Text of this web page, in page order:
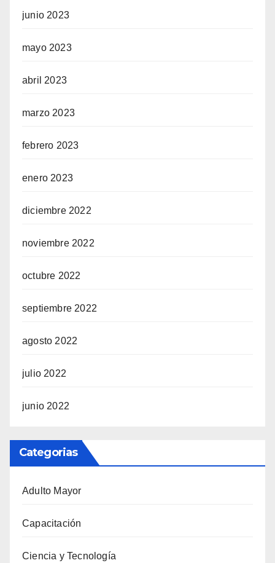
junio 2023
mayo 2023
abril 2023
marzo 2023
febrero 2023
enero 2023
diciembre 2022
noviembre 2022
octubre 2022
septiembre 2022
agosto 2022
julio 2022
junio 2022
Categorias
Adulto Mayor
Capacitación
Ciencia y Tecnología